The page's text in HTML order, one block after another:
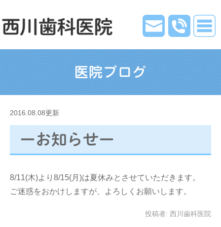
医院ブログ
2016.08.08更新
ーお知らせー
8/11(木)より8/15(月)は夏休みとさせていただきます。
ご迷惑をおかけしますが、よろしくお願いします。
投稿者: 西川歯科医院